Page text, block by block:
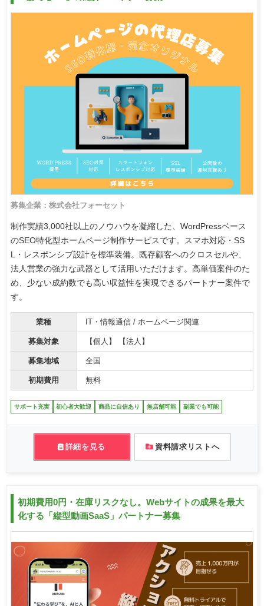
募集企業：株式会社フォーセット
制作実績3,000社以上のノウハウを凝縮した、WordPressベース
のSEO特化型ホームページ制作サービスです。スマホ対応・SS
L・レスポンシブ設計を標準装備。既存顧客へのクロスセルや、
法人営業の強力な武器として活用いただけます。高単価案件のた
め、少ない成約数でも高い収益性を実現できるパートナー案件で
す。
業種 IT・情報通信 / ホームページ関連
募集対象 【個人】 【法人】
募集地域 全国
初期費用 無料
サポート充実 初心者大歓迎 商品に自信あり 無店舗可能 副業でも可能
詳細を見る 資料請求リストへ
初期費用0円・在庫リスクなし。Webサイトの成果を最大
化する「縦型動画SaaS」パートナー募集